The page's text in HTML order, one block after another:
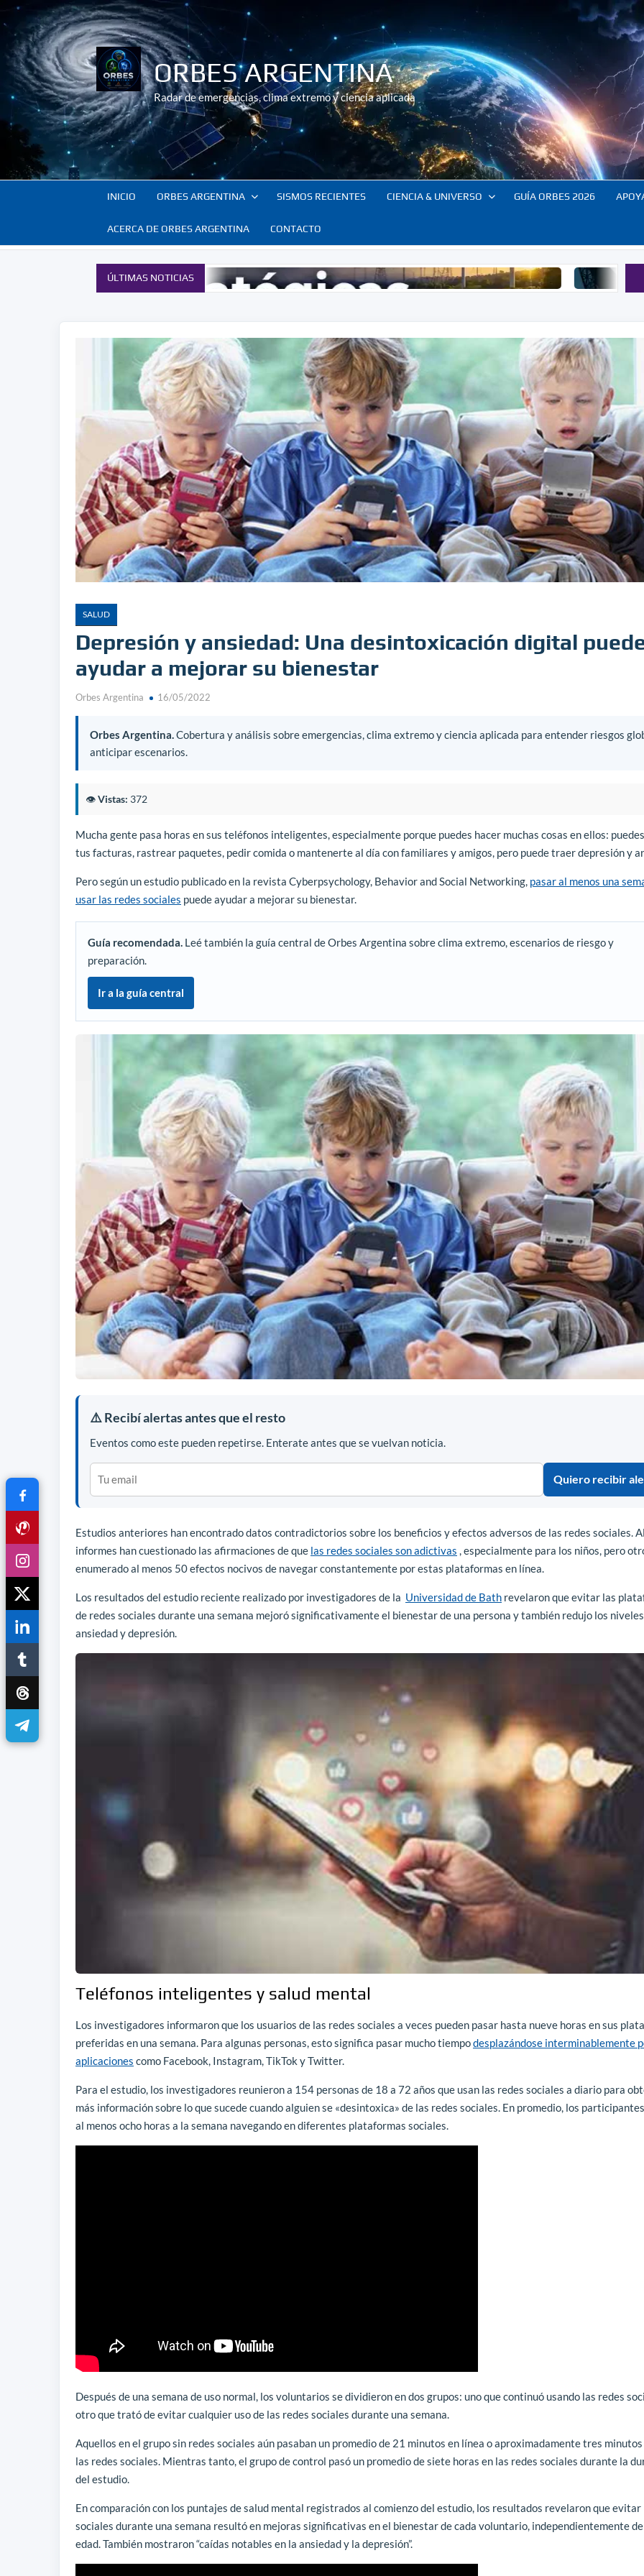
Saltar
al
contenido
ORBES ARGENTINA
Radar de emergencias, clima extremo y ciencia aplicada
INICIO ORBES ARGENTINA SISMOS RECIENTES CIENCIA & UNIVERSO GUÍA ORBES 2026
ACERCA DE ORBES ARGENTINA CONTACTO
ÚLTIMAS NOTICIAS
SALUD
Depresión y ansiedad: Una desintoxicación digital
ayudar a mejorar su bienestar
Orbes Argentina 16/05/2022
Orbes Argentina.Cobertura y análisis sobre emergencias, clima extremo y ciencia aplicada para entender riesgos
anticipar escenarios.
👁️Vistas: 372
Mucha gente pasa horas en sus teléfonos inteligentes, especialmente porque puedes hacer muchas cosas en ellos:
tus facturas, rastrear paquetes, pedir comida o mantenerte al día con familiares y amigos, pero puede traer depresión y
Pero según un estudio publicado en la revista Cyberpsychology, Behavior and Social Networking, pasar al menos una
usar las redes sociales puede ayudar a mejorar su bienestar.
Guía recomendada. Leé también la guía central de Orbes Argentina sobre clima extremo, escenarios de riesgo y
preparación.
Ir a la guía central
⚠️ Recibí alertas antes que el resto
Eventos como este pueden repetirse. Enterate antes que se vuelvan noticia.
Quiero recibir
Estudios anteriores han encontrado datos contradictorios sobre los beneficios y efectos adversos de las redes sociales.
informes han cuestionado las afirmaciones de que las redes sociales son adictivas , especialmente para los niños, pero
enumerado al menos 50 efectos nocivos de navegar constantemente por estas plataformas en línea.
Los resultados del estudio reciente realizado por investigadores de la Universidad de Bath revelaron que evitar las
de redes sociales durante una semana mejoró significativamente el bienestar de una persona y también redujo los
ansiedad y depresión.
Teléfonos inteligentes y salud mental
Los investigadores informaron que los usuarios de las redes sociales a veces pueden pasar hasta nueve horas en sus
preferidas en una semana. Para algunas personas, esto significa pasar mucho tiempodesplazándose interminablemente
aplicaciones como Facebook, Instagram, TikTok y Twitter.
Para el estudio, los investigadores reunieron a 154 personas de 18 a 72 años que usan las redes sociales a diario para
más información sobre lo que sucede cuando alguien se «desintoxica» de las redes sociales. En promedio, los
al menos ocho horas a la semana navegando en diferentes plataformas sociales.
Después de una semana de uso normal, los voluntarios se dividieron en dos grupos: uno que continuó usando las redes
otro que trató de evitar cualquier uso de las redes sociales durante una semana.
Aquellos en el grupo sin redes sociales aún pasaban un promedio de 21 minutos en línea o aproximadamente tres
las redes sociales. Mientras tanto, el grupo de control pasó un promedio de siete horas en las redes sociales durante la
del estudio.
En comparación con los puntajes de salud mental registrados al comienzo del estudio, los resultados revelaron que evitar
sociales durante una semana resultó en mejoras significativas en el bienestar de cada voluntario, independientemente
edad. También mostraron “caídas notables en la ansiedad y la depresión”.